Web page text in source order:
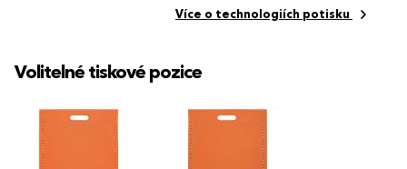
Více o technologiích potisku
Volitelné tiskové pozice